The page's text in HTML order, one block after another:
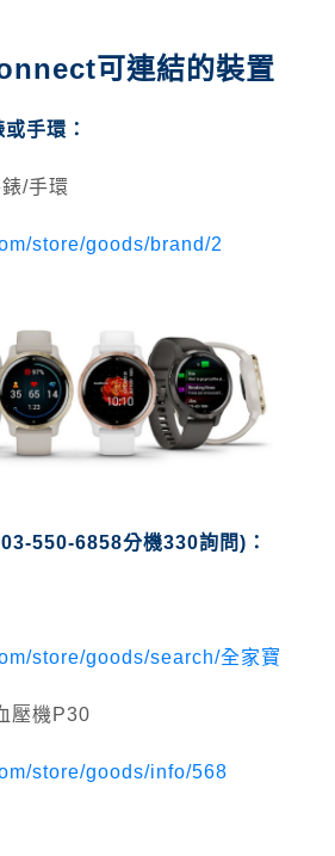
可連結的裝置
手環：
/手環
store/goods/brand/2
550-6858分機330詢問)：
store/goods/search/全家寶
壓機P30
store/goods/info/568